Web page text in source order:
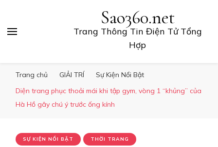
Sao360.net
Trang Thông Tin Điện Tử Tổng
Hợp
Trang chủ GIẢI TRÍ
Sự Kiện Nổi Bật
Diện trang phục thoải mái khi tập gym, vòng 1 “khủng” của
Hà Hồ gây chú ý trước ống kính
SỰ KIỆN NỔI BẬT THỜI TRANG